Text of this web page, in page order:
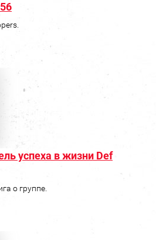
успеха в жизни Def
о группе.